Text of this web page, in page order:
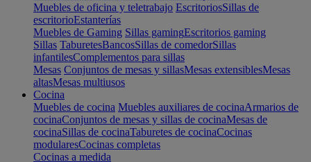
Muebles de oficina y teletrabajo EscritoriosSillas de
escritorioEstanterías
Muebles de Gaming Sillas gamingEscritorios gaming
Sillas TaburetesBancosSillas de comedorSillas
infantilesComplementos para sillas
Mesas Conjuntos de mesas y sillasMesas extensiblesMesas
altasMesas multiusos
Cocina
Muebles de cocina Muebles auxiliares de cocinaArmarios de
cocinaConjuntos de mesas y sillas de cocinaMesas de
cocinaSillas de cocinaTaburetes de cocinaCocinas
modularesCocinas completas
Cocinas a medida